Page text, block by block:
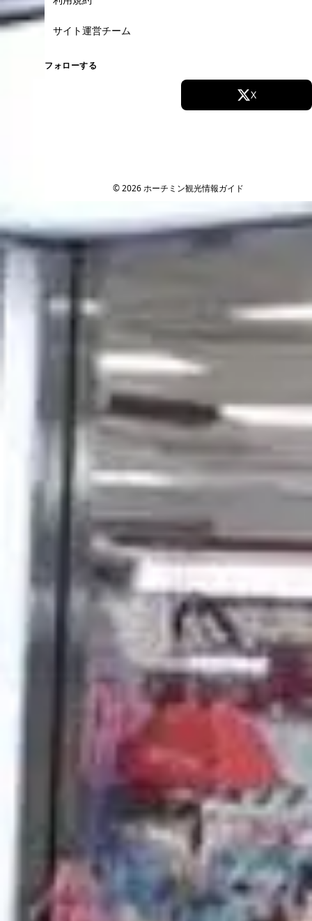
サイト運営チーム
フォローする
X
© 2026 ホーチミン観光情報ガイド